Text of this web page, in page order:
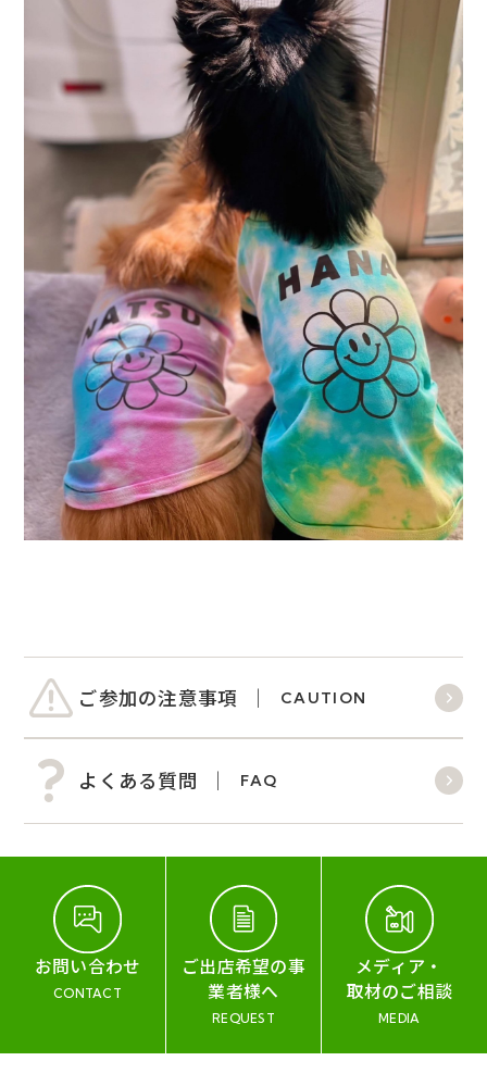
ご参加の注意事項 CAUTION
よくある質問 FAQ
お問い合わせ
CONTACT
ご出店希望の事
業者様へ
REQUEST
メディア・
取材のご相談
MEDIA